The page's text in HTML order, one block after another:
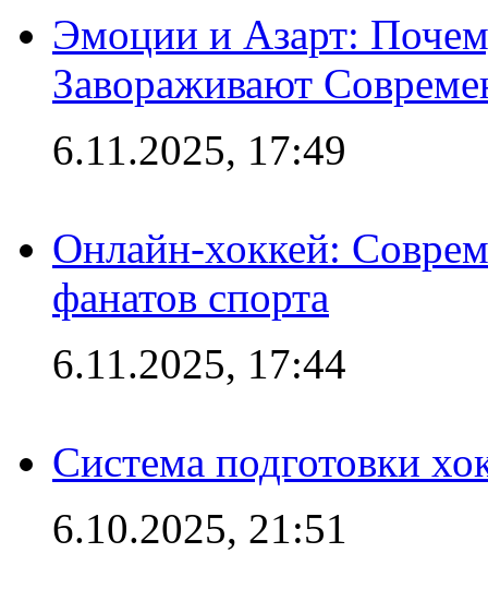
Эмоции и Азарт:
Завораживают
6.11.2025, 17:49
Онлайн-хоккей:
фанатов спорта
6.11.2025, 17:44
Система подготовки
6.10.2025, 21:51